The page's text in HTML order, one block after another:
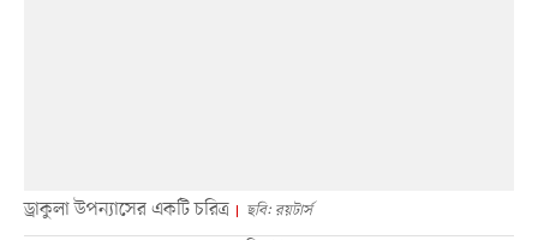
ড্রাকুলা উপন্যাসের একটি চরিত্র ছবি: রয়টার্স